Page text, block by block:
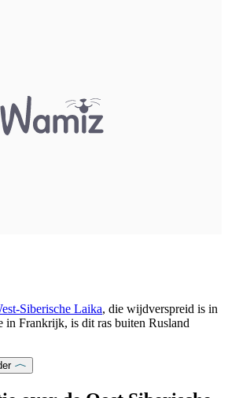
Siberische Laika, die wijdverspreid is in
in Frankrijk, is dit ras buiten Rusland